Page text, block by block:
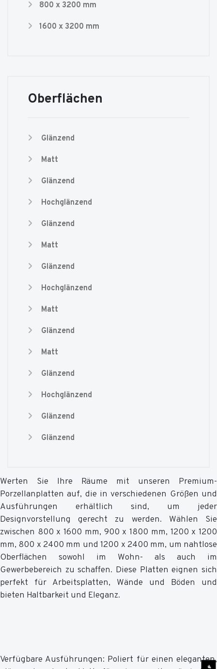
800 x 3200 mm
1600 x 3200 mm
Oberflächen
Glänzend
Matt
Glänzend
Hochglänzend
Glänzend
Matt
Glänzend
Hochglänzend
Matt
Glänzend
Matt
Glänzend
Hochglänzend
Glänzend
Glänzend
Werten Sie Ihre Räume mit unseren Premium-
Porzellanplatten auf, die in verschiedenen Größen und
Ausführungen erhältlich sind, um jeder
Designvorstellung gerecht zu werden. Wählen Sie
zwischen 800 x 1600 mm, 900 x 1800 mm, 1200 x 1200
mm, 800 x 2400 mm und 1200 x 2400 mm, um nahtlose
Oberflächen sowohl im Wohn- als auch im
Gewerbebereich zu schaffen. Diese Platten eignen sich
perfekt für Arbeitsplatten, Wände und Böden und
bieten Haltbarkeit und Eleganz.
Verfügbare Ausführungen: Poliert für einen eleganten,